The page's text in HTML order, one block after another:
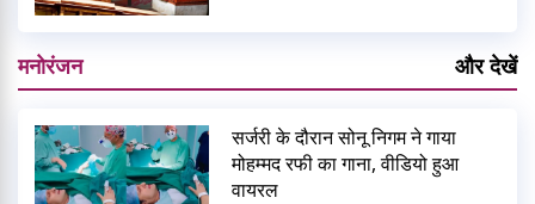
मनोरंजन और देखें
सर्जरी के दौरान सोनू निगम ने गाया
मोहम्मद रफी का गाना, वीडियो हुआ
वायरल